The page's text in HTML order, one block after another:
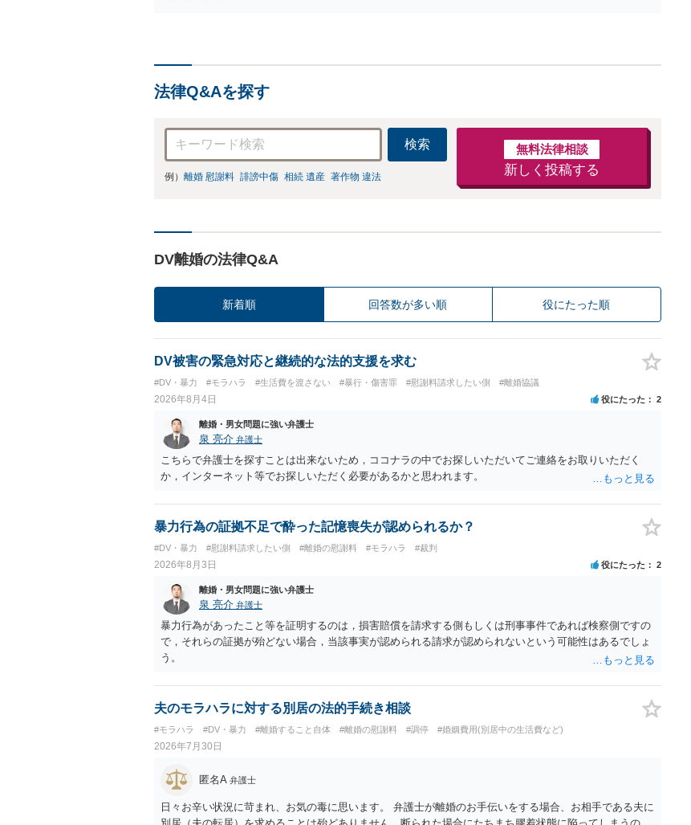
法律Q&Aを探す
検索
例） 離婚 慰謝料 誹謗中傷 相続 遺産 著作物 違法
無料法律相談
新しく投稿する
DV離婚の法律Q&A
新着順 回答数が多い順 役にたった順
DV被害の緊急対応と継続的な法的支援を求む
#DV・暴力 #モラハラ #生活費を渡さない #暴行・傷害罪 #慰謝料請求したい側 #離婚協議
2026年8月4日 役にたった 2
離婚・男女問題に強い弁護士
泉 亮介 弁護士
こちらで弁護士を探すことは出来ないため，ココナラの中でお探しいただいてご連絡をお取りいただく
か，インターネット等でお探しいただく必要があるかと思われます。
暴力行為の証拠不足で酔った記憶喪失が認められるか？
#DV・暴力 #慰謝料請求したい側 #離婚の慰謝料 #モラハラ #裁判
2026年8月3日 役にたった 2
離婚・男女問題に強い弁護士
泉 亮介 弁護士
暴力行為があったこと等を証明するのは，損害賠償を請求する側もしくは刑事事件であれば検察側ですの
で，それらの証拠が殆どない場合，当該事実が認められる請求が認められないという可能性はあるでしょ
う。
夫のモラハラに対する別居の法的手続き相談
#モラハラ #DV・暴力 #離婚すること自体 #離婚の慰謝料 #調停 #婚姻費用(別居中の生活費など)
2026年7月30日
匿名A 弁護士
日々お辛い状況に苛まれ、お気の毒に思います。 弁護士が離婚のお手伝いをする場合、お相手である夫に